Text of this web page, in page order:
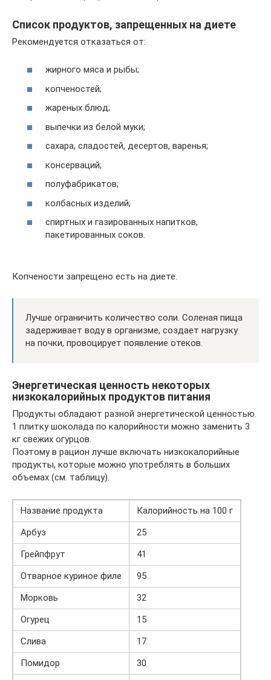
Список продуктов, запрещенных на диете
Рекомендуется отказаться от:
жирного мяса и рыбы;
копченостей;
жареных блюд;
выпечки из белой муки;
сахара, сладостей, десертов, варенья;
консерваций;
полуфабрикатов;
колбасных изделий;
спиртных и газированных напитков,
пакетированных соков.
Копчености запрещено есть на диете.
Лучше ограничить количество соли. Соленая пища
задерживает воду в организме, создает нагрузку
на почки, провоцирует появление отеков.
Энергетическая ценность некоторых
низкокалорийных продуктов питания
Продукты обладают разной энергетической ценностью.
1 плитку шоколада по калорийности можно заменить 3
кг свежих огурцов.
Поэтому в рацион лучше включать низкокалорийные
продукты, которые можно употреблять в больших
объемах (см. таблицу).
Название продукта
Калорийность на 100 г
Арбуз
25
Грейпфрут
41
Отварное куриное филе
95
Морковь
32
Огурец
15
Слива
17
Помидор
30